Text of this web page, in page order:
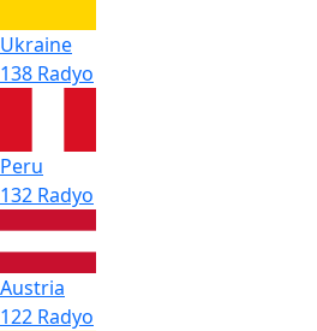
Ukraine
138 Radyo
Peru
132 Radyo
Austria
122 Radyo